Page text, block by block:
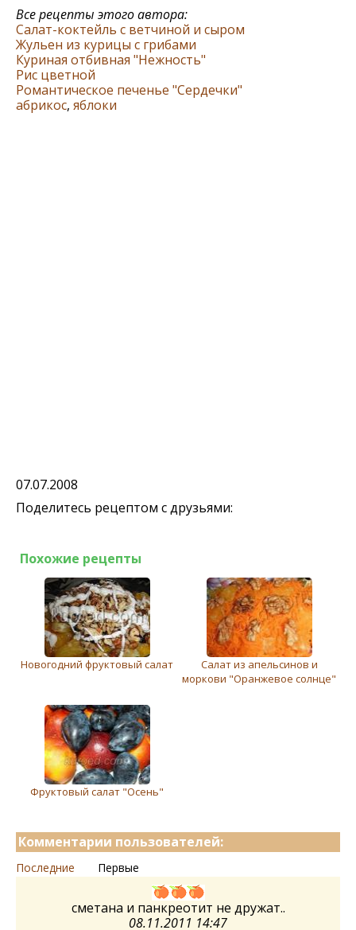
Все рецепты этого автора:
Салат-коктейль с ветчиной и сыром
Жульен из курицы с грибами
Куриная отбивная "Нежность"
Рис цветной
Романтическое печенье "Сердечки"
абрикос, яблоки
07.07.2008
Поделитесь рецептом с друзьями:
Похожие рецепты
Новогодний фруктовый салат
Салат из апельсинов и
моркови "Оранжевое солнце"
Фруктовый салат "Осень"
Комментарии пользователей:
Последние Первые
сметана и панкреотит не дружат..
08.11.2011 14:47